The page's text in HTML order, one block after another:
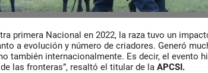
primera Nacional en 2022, la raza tuvo un
a evolución y número de criadores. Generó
también internacionalmente. Es decir, el evento
las fronteras”, resaltó el titular de la APCSI.